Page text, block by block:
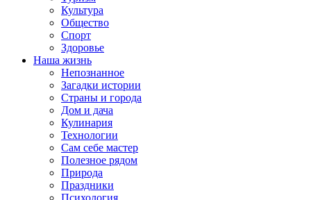
Культура
Общество
Спорт
Здоровье
Наша жизнь
Непознанное
Загадки истории
Страны и города
Дом и дача
Кулинария
Технологии
Сам себе мастер
Полезное рядом
Природа
Праздники
Психология